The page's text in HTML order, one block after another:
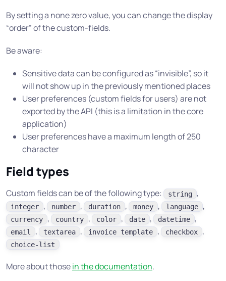
By setting a none zero value, you can change the display
“order” of the custom-fields.
Be aware:
Sensitive data can be configured as “invisible”, so it
will not show up in the previously mentioned places
User preferences (custom fields for users) are not
exported by the API (this is a limitation in the core
application)
User preferences have a maximum length of 250
character
Field types
Custom fields can be of the following type: string ,
integer , number , duration , money , language ,
currency , country , color , date , datetime ,
email , textarea , invoice template , checkbox ,
choice-list
More about thosein the documentation.